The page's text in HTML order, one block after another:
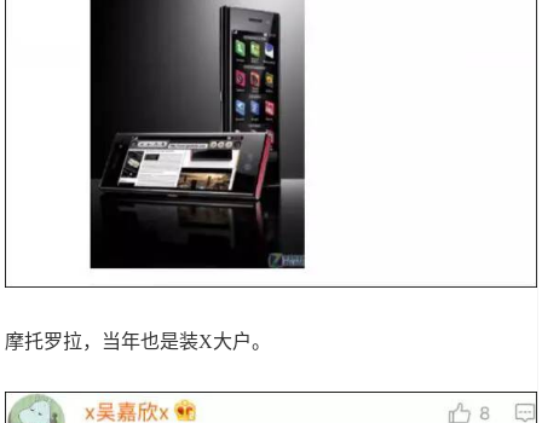
摩托罗拉，当年也是装X大户。